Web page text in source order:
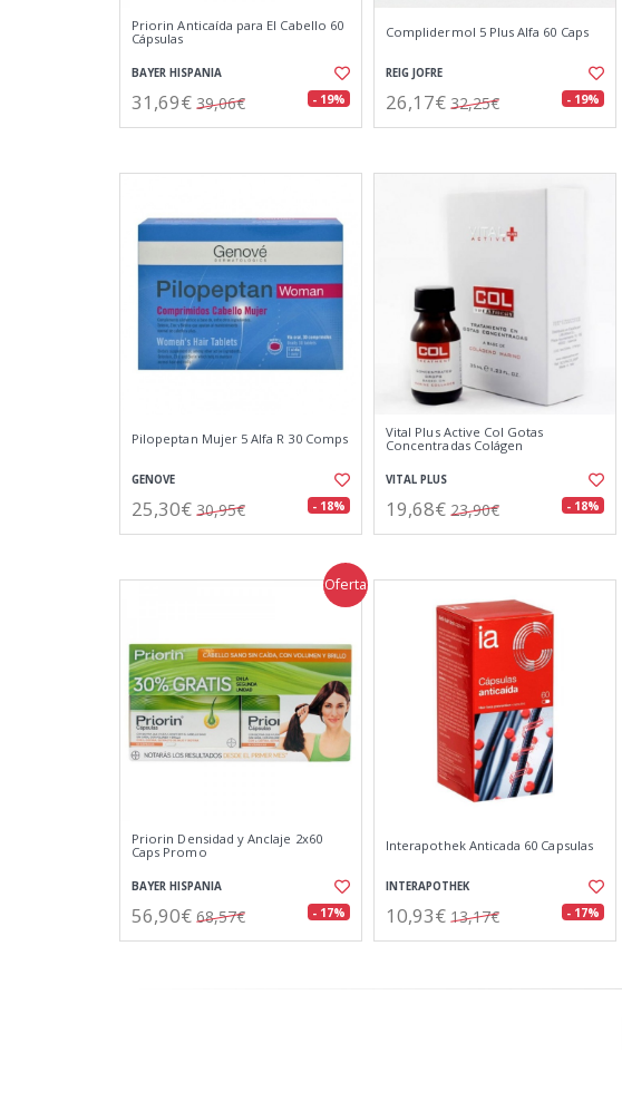
Priorin Anticaída para El Cabello 60
Cápsulas
BAYER HISPANIA
31,69€ 39,06€ - 19%
Complidermol 5 Plus Alfa 60 Caps
REIG JOFRE
26,17€ 32,25€ - 19%
Pilopeptan Mujer 5 Alfa R 30 Comps
GENOVE
25,30€ 30,95€ - 18%
Vital Plus Active Col Gotas
Concentradas Colágen
VITAL PLUS
19,68€ 23,90€ - 18%
Oferta
Priorin Densidad y Anclaje 2x60
Caps Promo
BAYER HISPANIA
56,90€ 68,57€ - 17%
Interapothek Anticada 60 Capsulas
INTERAPOTHEK
10,93€ 13,17€ - 17%